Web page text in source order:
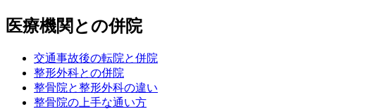
医療機関との併院
交通事故後の転院と併院
整形外科との併院
整骨院と整形外科の違い
整骨院の上手な通い方